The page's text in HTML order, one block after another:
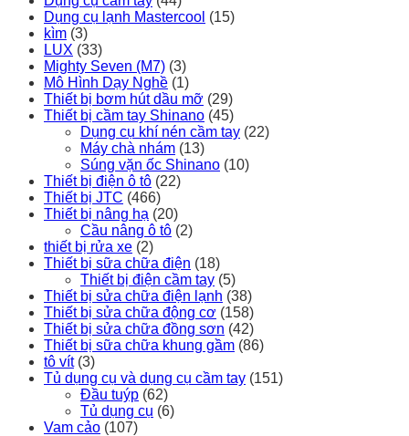
Dụng cụ lạnh Mastercool (15)
kìm (3)
LUX (33)
Mighty Seven (M7) (3)
Mô Hình Dạy Nghề (1)
Thiết bị bơm hút dầu mỡ (29)
Thiết bị cầm tay Shinano (45)
Dụng cụ khí nén cầm tay (22)
Máy chà nhám (13)
Súng vặn ốc Shinano (10)
Thiết bị điện ô tô (22)
Thiết bị JTC (466)
Thiết bị nâng hạ (20)
Cầu nâng ô tô (2)
thiết bị rửa xe (2)
Thiết bị sữa chữa điện (18)
Thiết bị điện cầm tay (5)
Thiết bị sửa chữa điện lạnh (38)
Thiết bị sửa chữa động cơ (158)
Thiết bị sửa chữa đồng sơn (42)
Thiết bị sữa chữa khung gầm (86)
tô vít (3)
Tủ dụng cụ và dụng cụ cầm tay (151)
Đầu tuýp (62)
Tủ dụng cụ (6)
Vam cảo (107)